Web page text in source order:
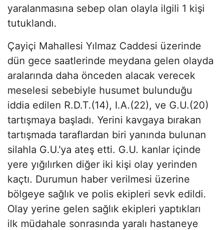
yaralanmasına sebep olan olayla ilgili 1 kişi
tutuklandı.
Çayiçi Mahallesi Yılmaz Caddesi üzerinde
dün gece saatlerinde meydana gelen olayda
aralarında daha önceden alacak verecek
meselesi sebebiyle husumet bulunduğu
iddia edilen R.D.T.(14), I.A.(22), ve G.U.(20)
tartışmaya başladı. Yerini kavgaya bırakan
tartışmada taraflardan biri yanında bulunan
silahla G.U.'ya ateş etti. G.U. kanlar içinde
yere yığılırken diğer iki kişi olay yerinden
kaçtı. Durumun haber verilmesi üzerine
bölgeye sağlık ve polis ekipleri sevk edildi.
Olay yerine gelen sağlık ekipleri yaptıkları
ilk müdahale sonrasında yaralı hastaneye